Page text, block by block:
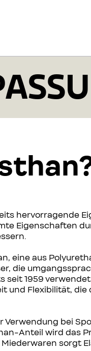
hervorragende
Eigenschaften
eine aus
die
1959
und Flexibilität,
Verwendung bei
Anteil wird das
sorgt